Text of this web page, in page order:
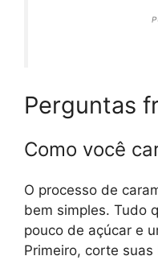
Perguntas
Como você
O processo de
bem simples. Tudo
pouco de açúcar e
Primeiro, corte